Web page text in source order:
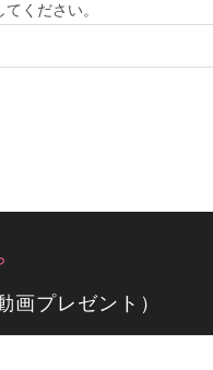
ください。
画プレゼント）